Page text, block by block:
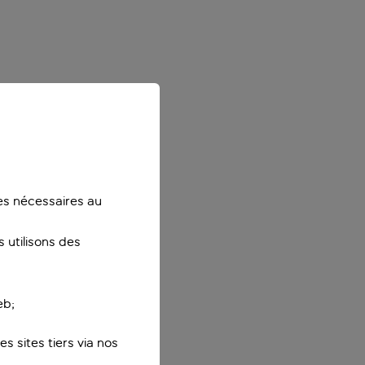
nécessaires au
utilisons des
sites tiers via nos